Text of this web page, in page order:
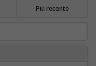
Più recente